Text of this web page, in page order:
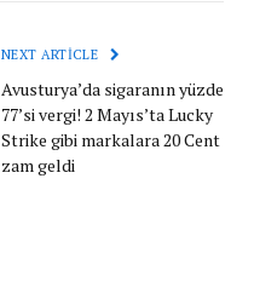
NEXT ARTICLE
Avusturya’da sigaranın yüzde
77’si vergi! 2 Mayıs’ta Lucky
Strike gibi markalara 20 Cent
zam geldi